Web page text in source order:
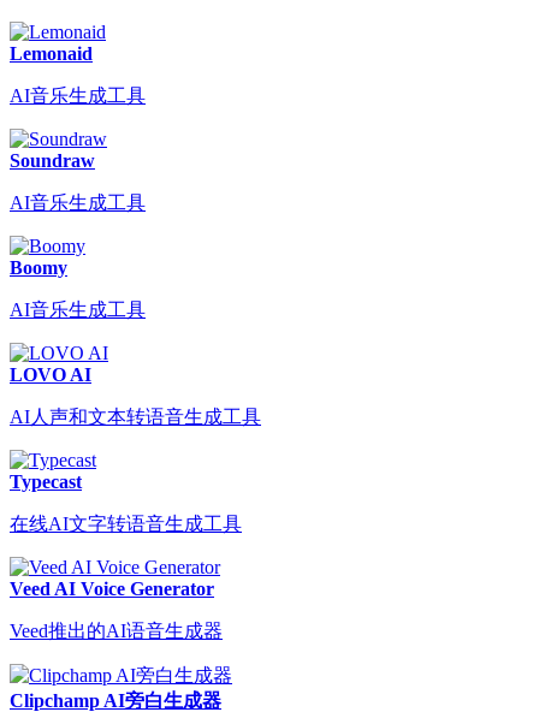
Lemonaid
AI音乐生成工具
Soundraw
AI音乐生成工具
Boomy
AI音乐生成工具
LOVO AI
AI人声和文本转语音生成工具
Typecast
在线AI文字转语音生成工具
Veed AI Voice Generator
Veed推出的AI语音生成器
Clipchamp AI旁白生成器